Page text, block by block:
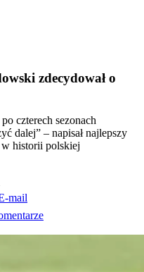
zdecydował o
czterech sezonach
dalej” – napisał najlepszy
w historii polskiej
mail